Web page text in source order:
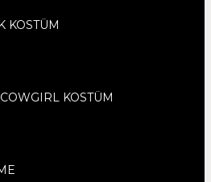
KOSTÜM
KOSTÜM